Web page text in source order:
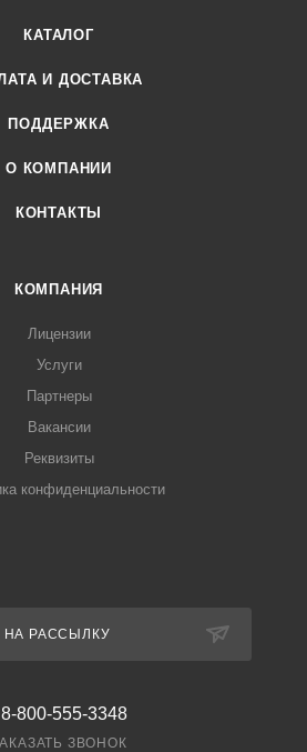
КАТАЛОГ
И ДОСТАВКА
ПОДДЕРЖКА
О КОМПАНИИ
КОНТАКТЫ
КОМПАНИЯ
Лицензии
Услуги
Партнеры
Вакансии
Реквизиты
конфиденциальности
РАССЫЛКУ
8-800-555-3348
ЗВОНОК